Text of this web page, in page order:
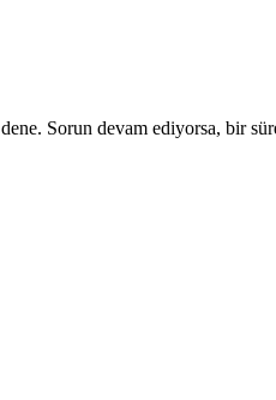
Sorun devam ediyorsa, bir